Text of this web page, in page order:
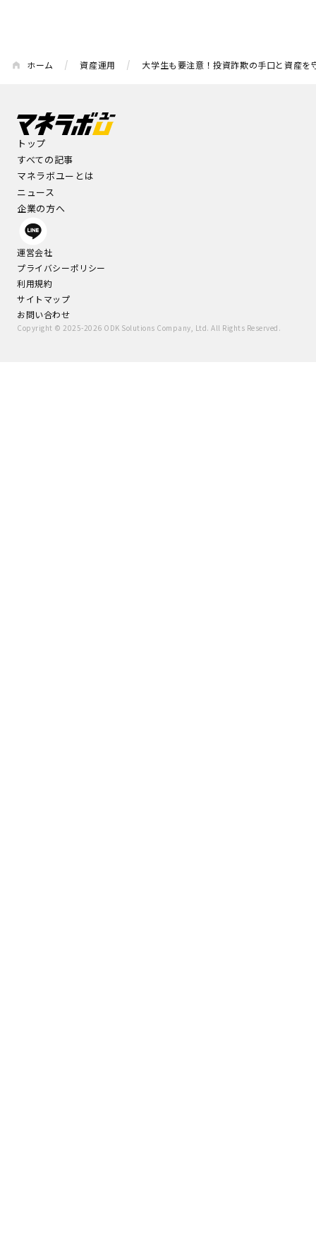
ホーム 資産運用 大学生も要注意！投資詐欺の手口と資産を
トップ
すべての記事
マネラボユーとは
ニュース
企業の方へ
運営会社
プライバシーポリシー
利用規約
サイトマップ
お問い合わせ
Copyright © 2025-2026 ODK Solutions Company, Ltd. All Rights Reserved.